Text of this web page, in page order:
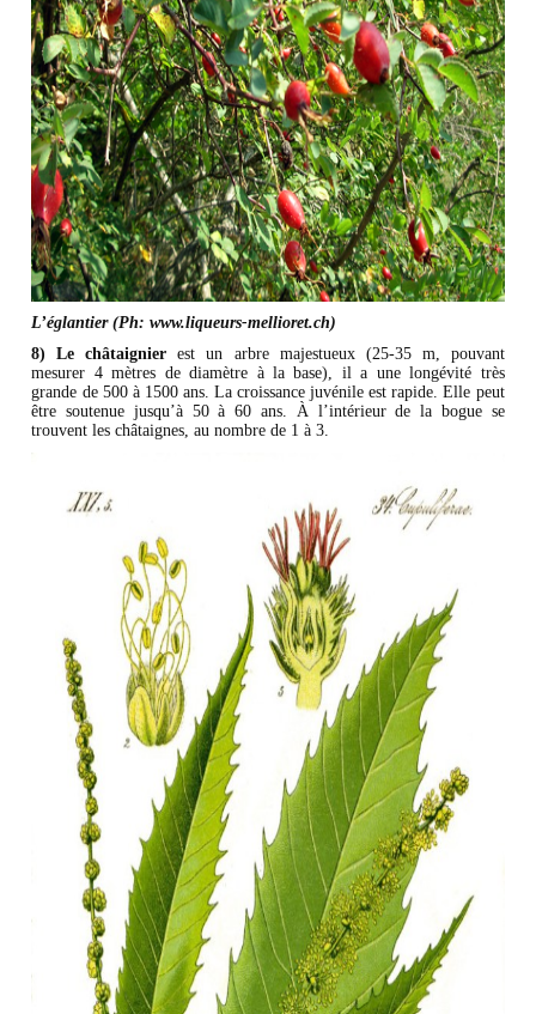
L’églantier (Ph: www.liqueurs-mellioret.ch)​
8) Le châtaignier est un arbre majestueux (25-35 m, pouvant
mesurer 4 mètres de diamètre à la base), il a une longévité très
grande de 500 à 1500 ans. La croissance juvénile est rapide. Elle peut
être soutenue jusqu’à 50 à 60 ans. À l’intérieur de la bogue se
trouvent les châtaignes, au nombre de 1 à 3.